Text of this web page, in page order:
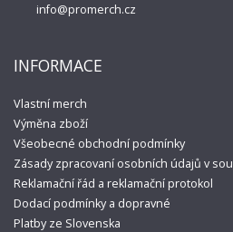
info@promerch.cz
INFORMACE
Vlastní merch
Výměna zboží
Všeobecné obchodní podmínky
Zásady zpracovaní osobních údajů v
Reklamační řád a reklamační protokol
Dodací podmínky a dopravné
Platby ze Slovenska